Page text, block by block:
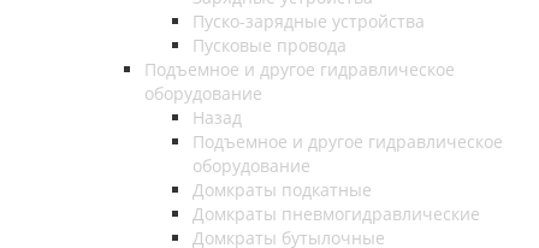
Пуско-зарядные устройства
Пусковые провода
Подъемное и другое гидравлическое
оборудование
Назад
Подъемное и другое гидравлическое
оборудование
Домкраты подкатные
Домкраты пневмогидравлические
Домкраты бутылочные